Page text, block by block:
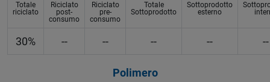
Totale
riciclato
Riciclato
post-
consumo
Riciclato
pre-
consumo
Totale
Sottoprodotto
Sottoprodotto
esterno
30% -- -- -- -- --
Polimero